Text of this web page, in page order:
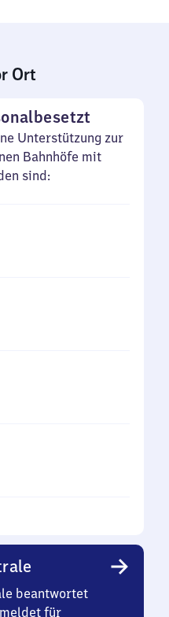
Ort
Unterstützung zur
Bahnhöfe mit
sind:
beantwortet
für